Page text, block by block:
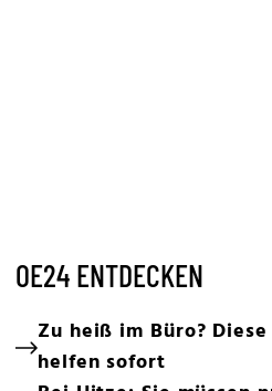
OE24 ENTDECKEN
Zu heiß im Büro?
helfen sofort